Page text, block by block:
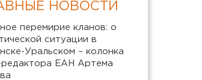
НОВОСТИ
перемирие кланов: о
ситуации в
Уральском – колонка
ЕАН Артема